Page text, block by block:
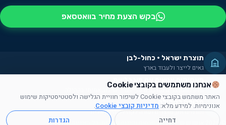
בקש הצעת מחיר בוואטסאפ
תוצרת ישראל · כחול-לבן
גאים לייצר ולעבוד בארץ
מעסיקים אנשים עם מוגבלויות
חלק מהמוצרים מורכבים על ידם — שילוב אמיתי בקהילה
תרומה לקהילה
תורמים זמן, מוצרים ועזרה לקהילה הישראלית
אנחנו משתמשים בקובצי Cookie
האתר משתמש בקובצי Cookie לשיפור חוויית הגלישה ולסטטיסטיקות שימוש
אנונימיות. למידע מלא: מדיניות קובצי Cookie
.
דחייה
הגדרות